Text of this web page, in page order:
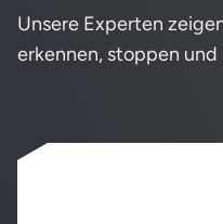
Unsere Experten
erkennen, stoppen